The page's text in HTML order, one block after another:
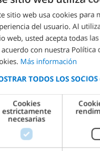
sitio web usa cookies para
del usuario. Al
web, usted acepta todas
acuerdo con nuestra Política
Más información
TODOS LOS SOCIOS
Cookies
estrictamente
necesarias